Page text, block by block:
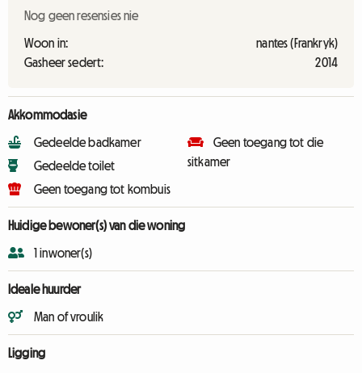
Nog geen resensies nie
Woon in:
nantes (Frankryk)
Gasheer sedert:
2014
Akkommodasie
Gedeelde badkamer
Gedeelde toilet
Geen toegang tot kombuis
Geen toegang tot die
sitkamer
Huidige bewoner(s) van die woning
1 inwoner(s)
Ideale huurder
Man of vroulik
Ligging